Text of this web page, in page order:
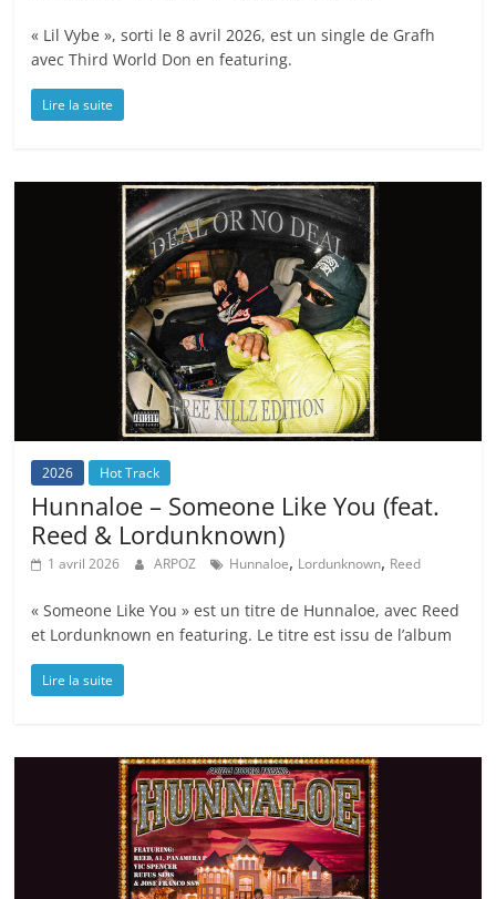
« Lil Vybe », sorti le 8 avril 2026, est un single de Grafh
avec Third World Don en featuring.
Lire la suite
2026 Hot Track
Hunnaloe – Someone Like You (feat.
Reed & Lordunknown)
1 avril 2026 ARPOZ Hunnaloe, Lordunknown, Reed
« Someone Like You » est un titre de Hunnaloe, avec Reed
et Lordunknown en featuring. Le titre est issu de l’album
Lire la suite